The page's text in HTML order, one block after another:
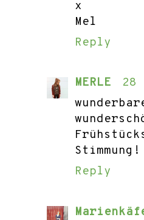
x
Mel
Reply
MERLE
28
Stimmung!
Reply